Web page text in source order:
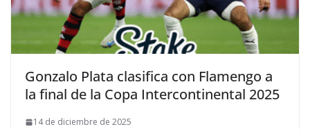
Gonzalo Plata clasifica con Flamengo a
la final de la Copa Intercontinental 2025
14 de diciembre de 2025